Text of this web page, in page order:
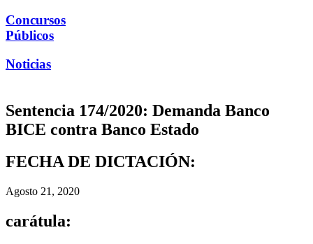
Concursos
Públicos
Noticias
Sentencia 174/2020: Demanda Banco
BICE contra Banco Estado
FECHA DE DICTACIÓN:
Agosto 21, 2020
carátula: